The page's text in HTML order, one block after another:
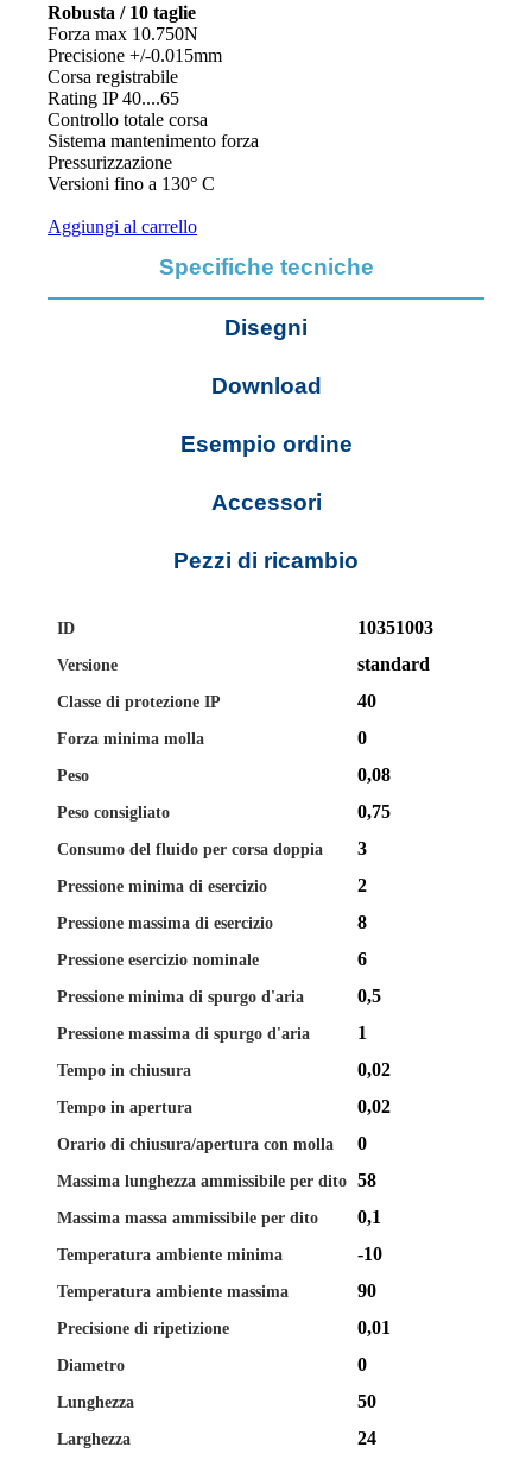
Robusta / 10 taglie
Forza max 10.750N
Precisione +/-0.015mm
Corsa registrabile
Rating IP 40....65
Controllo totale corsa
Sistema mantenimento forza
Pressurizzazione
Versioni fino a 130° C
Aggiungi al carrello
Specifiche tecniche
Disegni
Download
Esempio ordine
Accessori
Pezzi di ricambio
ID 10351003
Versione standard
Classe di protezione IP 40
Forza minima molla 0
Peso 0,08
Peso consigliato 0,75
Consumo del fluido per corsa doppia 3
Pressione minima di esercizio 2
Pressione massima di esercizio 8
Pressione esercizio nominale 6
Pressione minima di spurgo d'aria 0,5
Pressione massima di spurgo d'aria 1
Tempo in chiusura 0,02
Tempo in apertura 0,02
Orario di chiusura/apertura con molla 0
Massima lunghezza ammissibile per dito 58
Massima massa ammissibile per dito 0,1
Temperatura ambiente minima -10
Temperatura ambiente massima 90
Precisione di ripetizione 0,01
Diametro 0
Lunghezza 50
Larghezza 24